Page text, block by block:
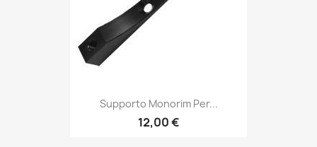
Supporto Monorim Per...
12,00 €